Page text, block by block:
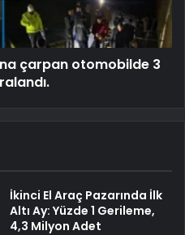
çarpan otomobilde 3
İkinci El Araç Pazarında İlk
Altı Ay: Yüzde 1 Gerileme,
4,3 Milyon Adet